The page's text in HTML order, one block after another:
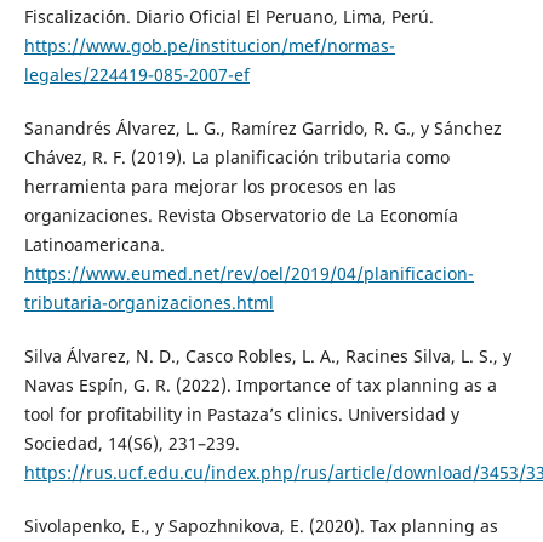
Fiscalización. Diario Oficial El Peruano, Lima, Perú.
https://www.gob.pe/institucion/mef/normas-
legales/224419-085-2007-ef
Sanandrés Álvarez, L. G., Ramírez Garrido, R. G., y Sánchez
Chávez, R. F. (2019). La planificación tributaria como
herramienta para mejorar los procesos en las
organizaciones. Revista Observatorio de La Economía
Latinoamericana.
https://www.eumed.net/rev/oel/2019/04/planificacion-
tributaria-organizaciones.html
Silva Álvarez, N. D., Casco Robles, L. A., Racines Silva, L. S., y
Navas Espín, G. R. (2022). Importance of tax planning as a
tool for profitability in Pastaza’s clinics. Universidad y
Sociedad, 14(S6), 231–239.
https://rus.ucf.edu.cu/index.php/rus/article/download/3453/
Sivolapenko, E., y Sapozhnikova, E. (2020). Tax planning as